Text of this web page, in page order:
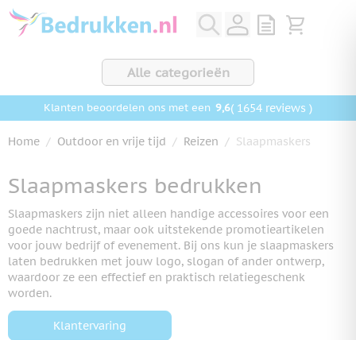
Ga naar de inhoud
View quote,
Bekijk
Alle categorieën
Klanten beoordelen ons met een 9,6( 1654 reviews )
Home / Outdoor en vrije tijd / Reizen / Slaapmaskers
Slaapmaskers bedrukken
Slaapmaskers zijn niet alleen handige accessoires voor een
goede nachtrust, maar ook uitstekende promotieartikelen
voor jouw bedrijf of evenement. Bij ons kun je slaapmaskers
laten bedrukken met jouw logo, slogan of ander ontwerp,
waardoor ze een effectief en praktisch relatiegeschenk
worden.
Klantervaring